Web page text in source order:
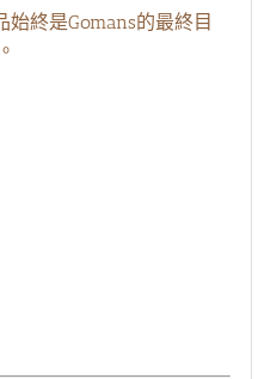
終是Gomans的最終目